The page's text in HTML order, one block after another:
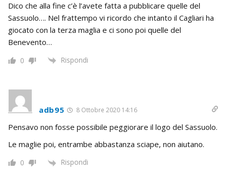
Dico che alla fine c’è l’avete fatta a pubblicare quelle del
Sassuolo…. Nel frattempo vi ricordo che intanto il Cagliari ha
giocato con la terza maglia e ci sono poi quelle del
Benevento…
0 Rispondi
adb95 8 Ottobre 2020 14:16
Pensavo non fosse possibile peggiorare il logo del Sassuolo.
Le maglie poi, entrambe abbastanza sciape, non aiutano.
0 Rispondi